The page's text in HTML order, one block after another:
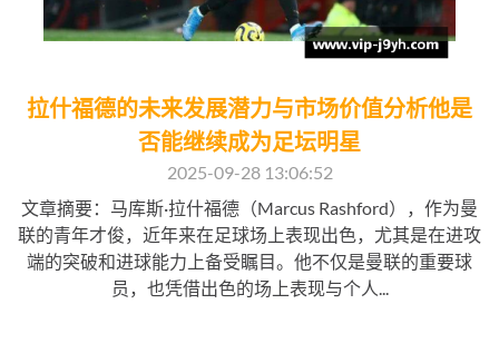
拉什福德的未来发展潜力与市场价值分析他是
否能继续成为足坛明星
2025-09-28 13:06:52
文章摘要：马库斯·拉什福德（Marcus Rashford），作为曼
联的青年才俊，近年来在足球场上表现出色，尤其是在进攻
端的突破和进球能力上备受瞩目。他不仅是曼联的重要球
员，也凭借出色的场上表现与个人...